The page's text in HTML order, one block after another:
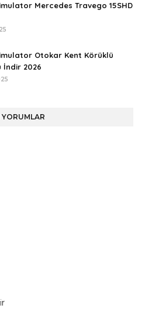
Mercedes Travego 15SHD
Otokar Kent Körüklü
İndir 2026
YORUMLAR